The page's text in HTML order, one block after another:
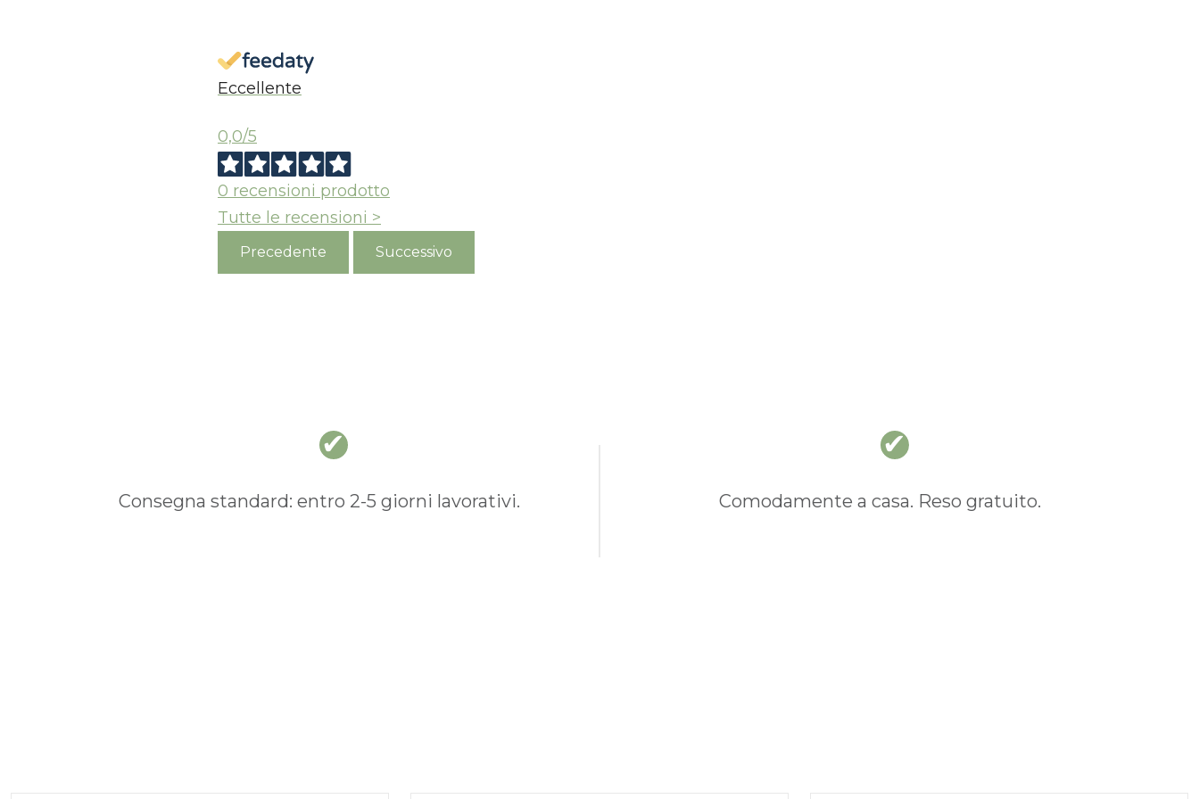
Eccellente
0,0/5
0 recensioni prodotto
Tutte le recensioni >
Precedente Successivo
Consegna standard: entro 2-5 giorni lavorativi. Comodamente a casa. Reso gratuito.